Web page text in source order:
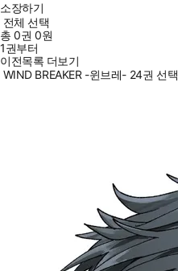
소장하기
전체 선택
총0권 0원
1권부터
이전목록 더보기
WIND BREAKER -윈브레- 24권 선택